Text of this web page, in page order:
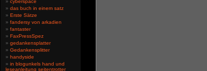
cyberspace
das buch in einem satz
Erste Sätze
fandersy von arkadien
fantaster
FaxPressSpez
gedankensplatter
Gedankensplitter
handyside
in blogunkels hand und
leseanleitung seitentrotter